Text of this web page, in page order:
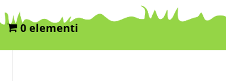
0 elementi